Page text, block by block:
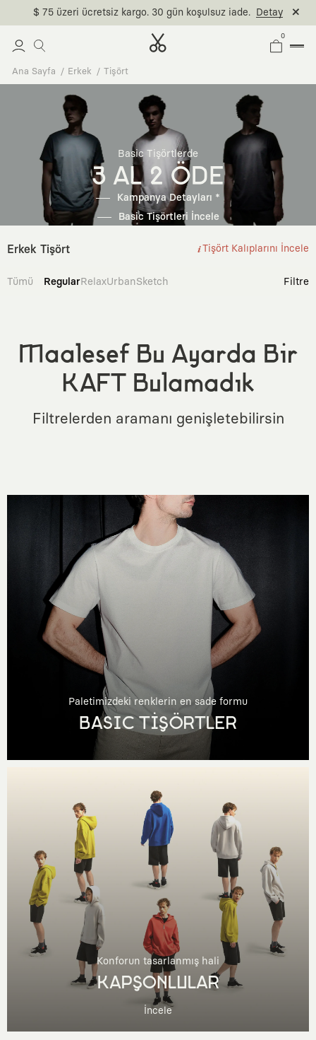
$ 75 üzeri ücretsiz kargo. 30 gün koşulsuz iade. Detay
0
Ana Sayfa Erkek Tişört
Basic Tişörtlerde
3 AL 2 ÖDE
Kampanya Detayları *
Basic Tişörtleri İncele
Erkek Tişört Tişört Kalıplarını İncele
Tümü RegularRelaxUrbanSketch Filtre
Maalesef Bu Ayarda Bir
KAFT Bulamadık
Filtrelerden aramanı genişletebilirsin
Paletimizdeki renklerin en sade formu
BASIC TİŞÖRTLER
Konforun tasarlanmış hali
KAPŞONLULAR
İncele